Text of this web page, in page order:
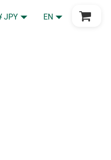
JPY EN
Go to Cart